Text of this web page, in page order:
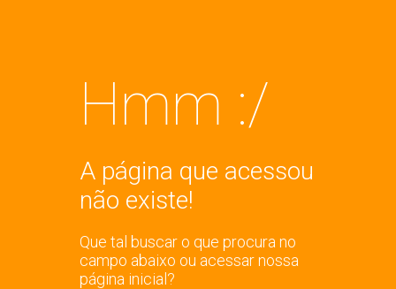
Hmm :/
A página que acessou
não existe!
Que tal buscar o que procura no
campo abaixo ou acessar nossa
página inicial?